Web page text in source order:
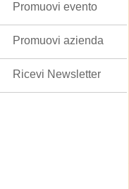
Promuovi evento
Promuovi azienda
Ricevi Newsletter